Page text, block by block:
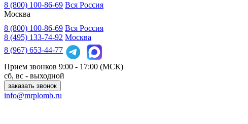
8 (800) 100-86-69 Вся Россия
Москва
8 (800) 100-86-69 Вся Россия
8 (495) 133-74-92 Москва
8 (967) 653-44-77
Прием звонков 9:00 - 17:00 (МСК)
сб, вс - выходной
заказать звонок
info@mrplomb.ru